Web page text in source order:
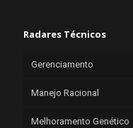
Radares Técnicos
Gerenciamento
Manejo Racional
Melhoramento Genético